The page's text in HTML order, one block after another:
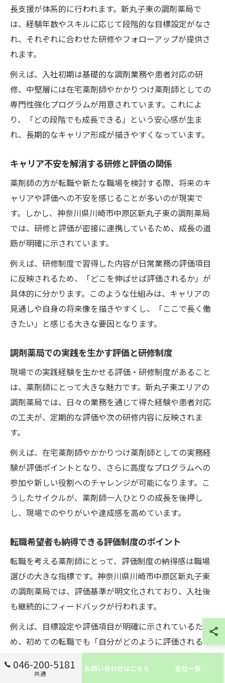
長支援が体系的に行われます。新丸子東の調剤薬局で
は、経験年数やスキルに応じて段階的な目標設定がなさ
れ、それぞれに合わせた研修やフォローアップが提供さ
れます。
例えば、入社初期は基礎的な調剤業務や患者対応の研
修、中堅層には在宅薬剤師やかかりつけ薬剤師としての
専門性強化プログラムが用意されています。これによ
り、「どの段階でも成長できる」という安心感が生ま
れ、長期的なキャリア形成が描きやすくなっています。
キャリア不安を解消する研修と評価の関係
薬剤師の方が転職や新たな職場を検討する際、将来のキ
ャリアや評価への不安を感じることが多いのが現実で
す。しかし、神奈川県川崎市中原区新丸子東の調剤薬局
では、研修と評価が密接に連携しているため、成長の道
筋が明確に示されています。
例えば、研修制度で習得した内容が日常業務の評価項目
に反映されるため、「どこを伸ばせば評価されるか」が
具体的に分かります。このような仕組みは、キャリアの
見通しや自身の将来像を描きやすくし、「ここで長く働
きたい」と感じる大きな要因となります。
調剤薬局での実践を生かす評価と研修制度
現場での実践経験を生かせる評価・研修制度があること
は、薬剤師にとって大きな魅力です。新丸子東エリアの
調剤薬局では、日々の業務を通じて得た経験や患者対応
の工夫が、定期的な評価や次の研修内容に反映されま
す。
例えば、在宅薬剤師やかかりつけ薬剤師としての実務経
験が評価ポイントとなり、さらに高度なプログラムへの
参加や新しい役割へのチャレンジが可能になります。こ
うしたサイクルが、薬剤師一人ひとりの成長を後押し
し、現場でのやりがいや達成感を高めています。
転職希望者も納得できる評価制度のポイント
転職を考える薬剤師にとって、評価制度の納得感は職場
選びの大きな指標です。神奈川県川崎市中原区新丸子東
の調剤薬局では、評価基準が明文化されており、入社後
も継続的にフィードバックが行われます。
例えば、目標設定や評価項目が明確に示されているた
め、初めての転職でも「自分がどのように評価されるの
か」が分かりやすく、不安を軽減できます。また、実際
に転職した薬剤師からも「評価が透明で納得感があっ
046-200-5181
共通
お問い合わせはこちら 会社一覧